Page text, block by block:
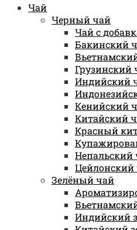
Чай
Черный чай
Чай с
Бакинский
Грузинский
Индийский
Кенийский
Китайский
Красный
Зелёный чай
Индийский